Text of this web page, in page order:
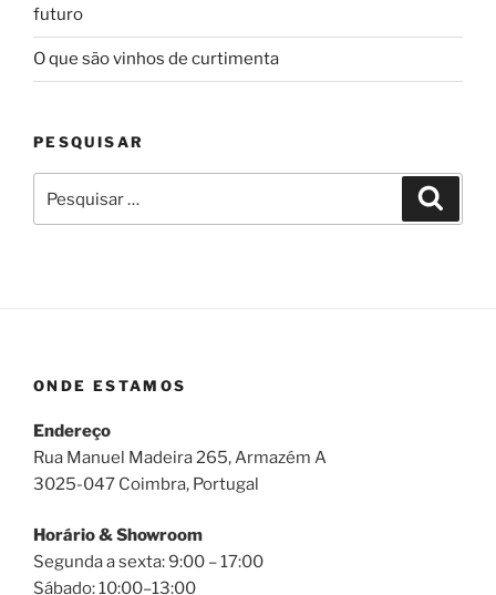
futuro
O que são vinhos de curtimenta
PESQUISAR
por:
ONDE ESTAMOS
Endereço
Rua Manuel Madeira 265, Armazém A
3025-047 Coimbra, Portugal
Horário & Showroom
Segunda a sexta: 9:00 – 17:00
Sábado: 10:00–13:00